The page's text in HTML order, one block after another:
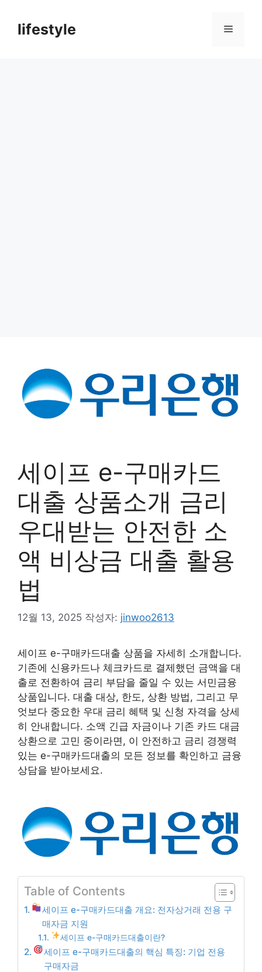
lifestyle 메
세이프 e-구매카드
대출 상품소개 금리
우대받는 안전한 소
액 비상금 대출 활용
법
12월 13, 2025 작성자: jinwoo2613
세이프 e-구매카드대출 상품을 자세히 소개합니다.
기존에 신용카드나 체크카드로 결제했던 금액을 대
출로 전환하여 금리 부담을 줄일 수 있는 서민금융
상품입니다. 대출 대상, 한도, 상환 방법, 그리고 무
엇보다 중요한 우대 금리 혜택 및 신청 자격을 상세
히 안내합니다. 소액 긴급 자금이나 기존 카드 대금
상환으로 고민 중이라면, 이 안전하고 금리 경쟁력
있는 e-구매카드대출의 모든 정보를 확인하고 금융
상담을 받아보세요.
Table of Contents
세이프 e-구매카드대출 개요: 전자상거래 전용 구
매자금 지원
세이프 e-구매카드대출이란?
세이프 e-구매카드대출의 핵심 특징: 기업 전용
구매자금